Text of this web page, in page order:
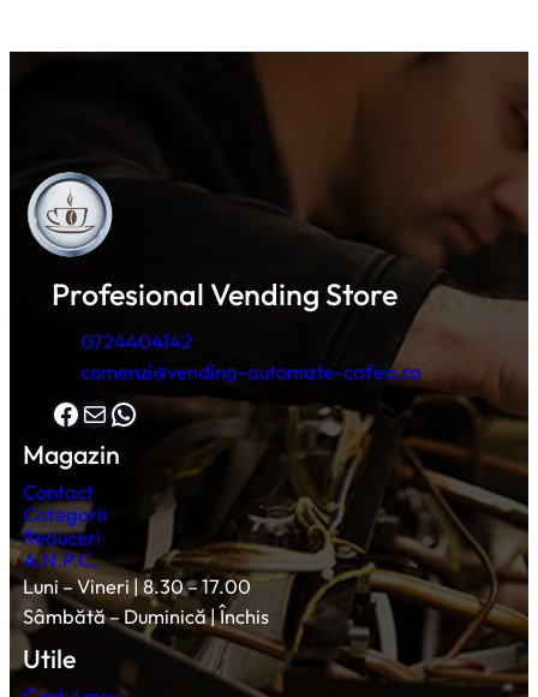
Profesional Vending Store
0724404142
comenzi@vending-automate-cafea.ro
Facebook Mail WhatsApp
Magazin
Contact
Categorii
Reduceri
A.N.P.C.
Luni – Vineri | 8.30 – 17.00
Sâmbătă – Duminică | Închis
Utile